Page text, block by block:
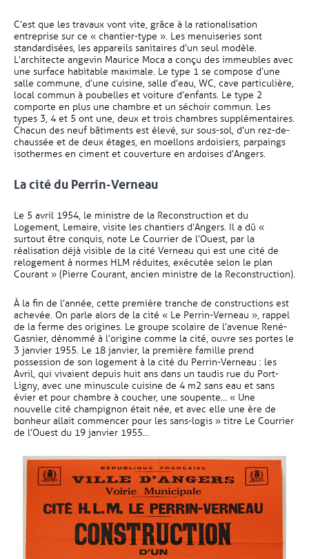
C’est que les travaux vont vite, grâce à la rationalisation
entreprise sur ce « chantier-type ». Les menuiseries sont
standardisées, les appareils sanitaires d’un seul modèle.
L’architecte angevin Maurice Moca a conçu des immeubles avec
une surface habitable maximale. Le type 1 se compose d’une
salle commune, d’une cuisine, salle d’eau, WC, cave particulière,
local commun à poubelles et voiture d’enfants. Le type 2
comporte en plus une chambre et un séchoir commun. Les
types 3, 4 et 5 ont une, deux et trois chambres supplémentaires.
Chacun des neuf bâtiments est élevé, sur sous-sol, d’un rez-de-
chaussée et de deux étages, en moellons ardoisiers, parpaings
isothermes en ciment et couverture en ardoises d’Angers.
La cité du Perrin-Verneau
Le 5 avril 1954, le ministre de la Reconstruction et du
Logement, Lemaire, visite les chantiers d’Angers. Il a dû «
surtout être conquis, note Le Courrier de l’Ouest, par la
réalisation déjà visible de la cité Verneau qui est une cité de
relogement à normes HLM réduites, exécutée selon le plan
Courant » (Pierre Courant, ancien ministre de la Reconstruction).
À la fin de l’année, cette première tranche de constructions est
achevée. On parle alors de la cité « Le Perrin-Verneau », rappel
de la ferme des origines. Le groupe scolaire de l’avenue René-
Gasnier, dénommé à l’origine comme la cité, ouvre ses portes le
3 janvier 1955. Le 18 janvier, la première famille prend
possession de son logement à la cité du Perrin-Verneau : les
Avril, qui vivaient depuis huit ans dans un taudis rue du Port-
Ligny, avec une minuscule cuisine de 4 m2 sans eau et sans
évier et pour chambre à coucher, une soupente… « Une
nouvelle cité champignon était née, et avec elle une ère de
bonheur allait commencer pour les sans-logis » titre Le Courrier
de l’Ouest du 19 janvier 1955…